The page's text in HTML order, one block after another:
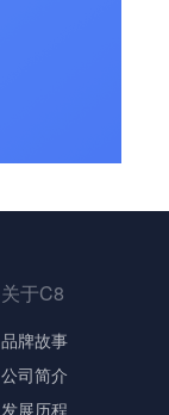
关于C8
品牌故事
公司简介
发展历程